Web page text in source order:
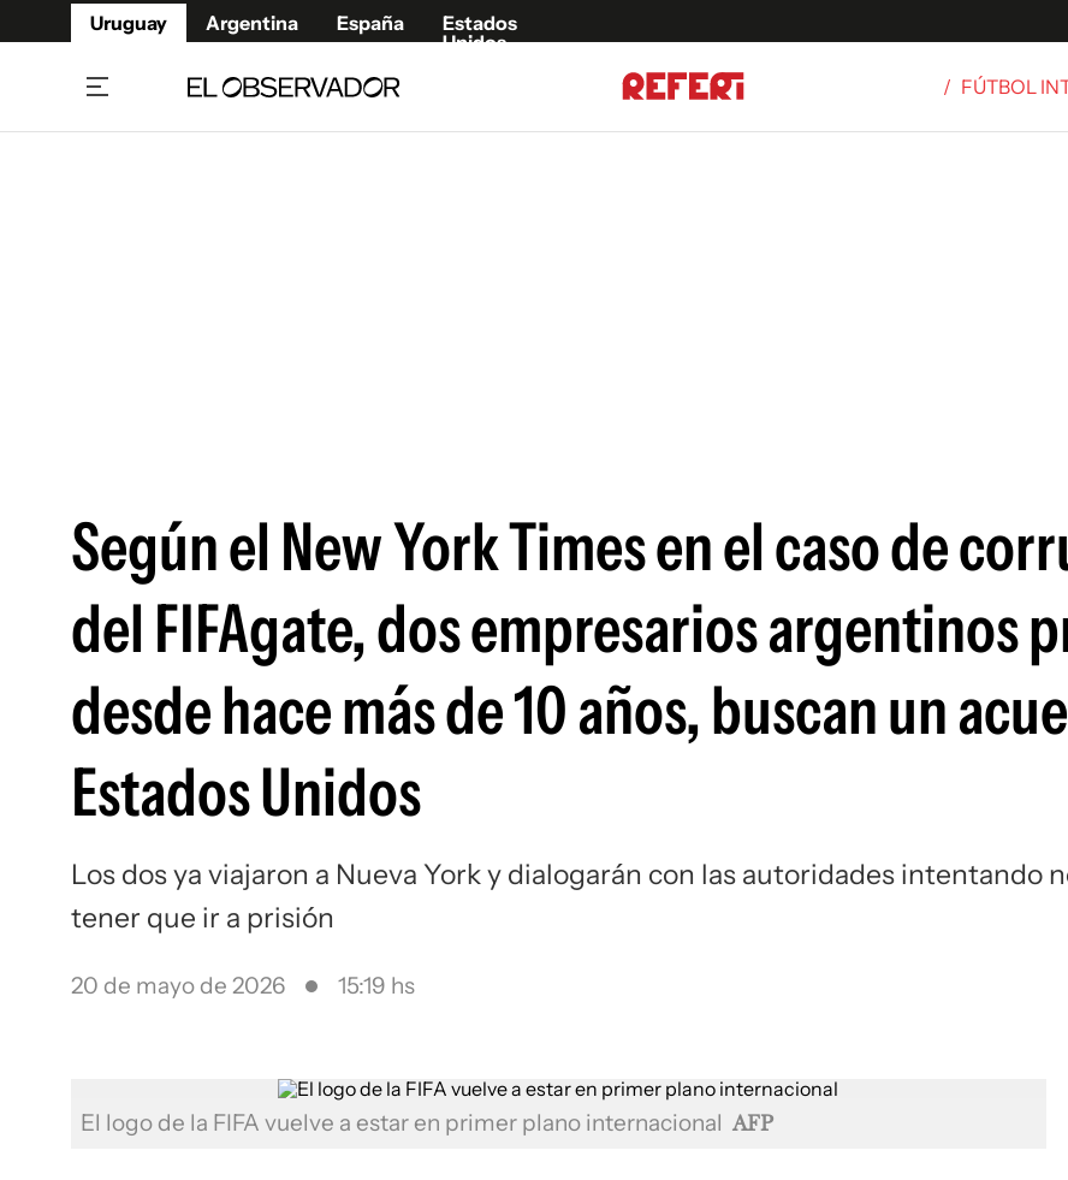
Uruguay Argentina España
Estados
Unidos
/ FÚTBOL
Según el New York Times en el caso de
del FIFAgate, dos empresarios argentinos
desde hace más de 10 años, buscan un
Estados Unidos
Los dos ya viajaron a Nueva York y dialogarán con las autoridades intentando
tener que ir a prisión
20 de mayo de 2026 15:19 hs
El logo de la FIFA vuelve a estar en primer plano internacional AFP